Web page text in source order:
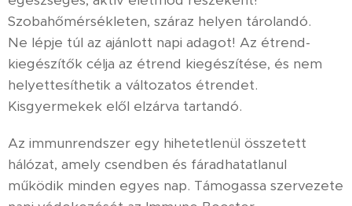
Szobahőmérsékleten, száraz helyen tárolandó.
Ne lépje túl az ajánlott napi adagot! Az étrend-
kiegészítők célja az étrend kiegészítése, és nem
helyettesíthetik a változatos étrendet.
Kisgyermekek elől elzárva tartandó.
Az immunrendszer egy hihetetlenül összetett
hálózat, amely csendben és fáradhatatlanul
működik minden egyes nap. Támogassa szervezete